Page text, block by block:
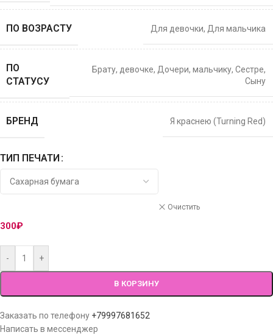
ПО ВОЗРАСТУ Для девочки, Для мальчика
ПО
СТАТУСУ
Брату, девочке, Дочери, мальчику, Сестре,
Сыну
БРЕНД Я краснею (Turning Red)
ТИП ПЕЧАТИ
Очистить
300₽
- +
В КОРЗИНУ
Заказать по телефону +79997681652
Написать в мессенджер